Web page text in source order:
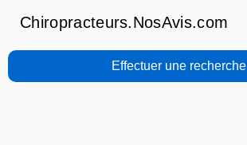
Chiropracteurs.NosAvis.com
Effectuer une recherche